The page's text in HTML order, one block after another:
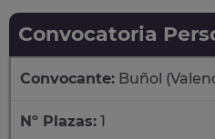
Convocatoria
Convocante: Buñol
Nº Plazas: 1